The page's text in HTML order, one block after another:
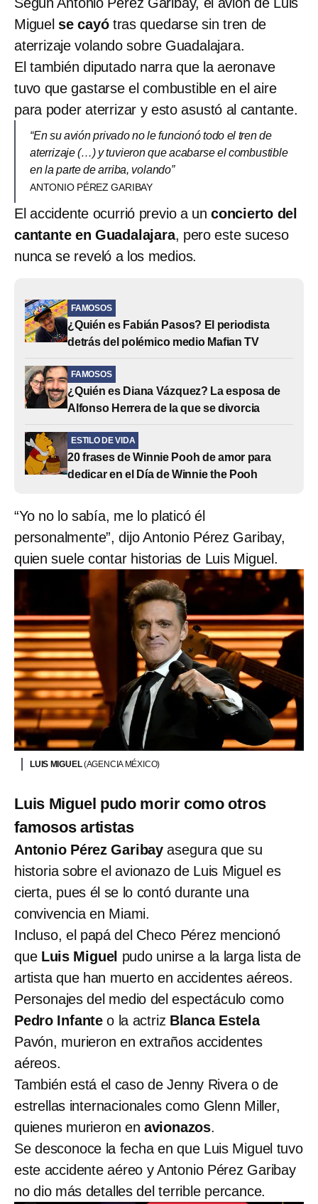
Miguel se cayó tras quedarse sin tren de
aterrizaje volando sobre Guadalajara.
El también diputado narra que la aeronave
tuvo que gastarse el combustible en el aire
para poder aterrizar y esto asustó al cantante.
“En su avión privado no le funcionó todo el tren de
aterrizaje (…) y tuvieron que acabarse el combustible
en la parte de arriba, volando”
ANTONIO PÉREZ GARIBAY
El accidente ocurrió previo a un concierto del
cantante en Guadalajara, pero este suceso
nunca se reveló a los medios.
FAMOSOS
¿Quién es Fabián Pasos? El periodista
detrás del polémico medio Mafian TV
FAMOSOS
¿Quién es Diana Vázquez? La esposa de
Alfonso Herrera de la que se divorcia
ESTILO DE VIDA
20 frases de Winnie Pooh de amor para
dedicar en el Día de Winnie the Pooh
“Yo no lo sabía, me lo platicó él
personalmente”, dijo Antonio Pérez Garibay,
quien suele contar historias de Luis Miguel.
LUIS MIGUEL(AGENCIA MÉXICO)
Luis Miguel pudo morir como otros
famosos artistas
Antonio Pérez Garibay asegura que su
historia sobre el avionazo de Luis Miguel es
cierta, pues él se lo contó durante una
convivencia en Miami.
Incluso, el papá del Checo Pérez mencionó
que Luis Miguel pudo unirse a la larga lista de
artista que han muerto en accidentes aéreos.
Personajes del medio del espectáculo como
Pedro Infante o la actriz Blanca Estela
Pavón, murieron en extraños accidentes
aéreos.
También está el caso de Jenny Rivera o de
estrellas internacionales como Glenn Miller,
quienes murieron en avionazos.
Se desconoce la fecha en que Luis Miguel tuvo
este accidente aéreo y Antonio Pérez Garibay
no dio más detalles del terrible percance.